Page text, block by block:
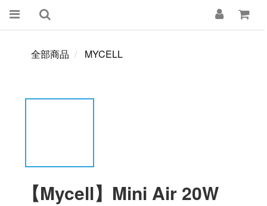
全部商品 MYCELL
【Mycell】Mini Air 20W